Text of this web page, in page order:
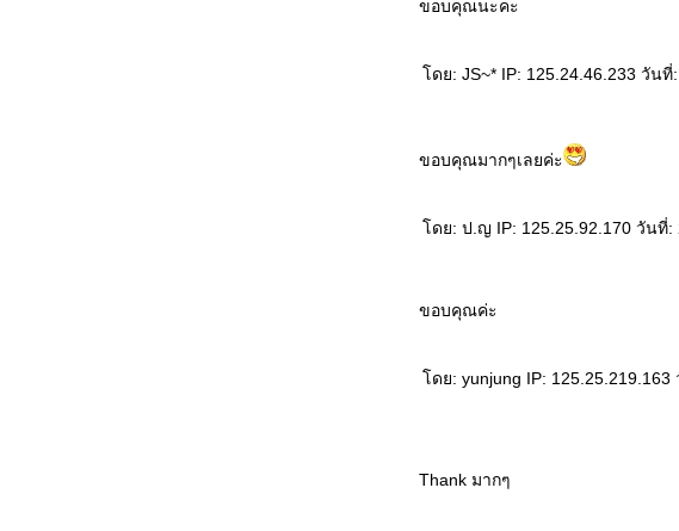
ขอบคุณนะคะ
ดย: JS~* IP: 125.24.46.233 วันที่:
ขอบคุณมากๆเลยค่ะ
ดย: ป.ญ IP: 125.25.92.170 วันที่:
ขอบคุณค่ะ
ดย: yunjung IP: 125.25.219.163
Thank มากๆ